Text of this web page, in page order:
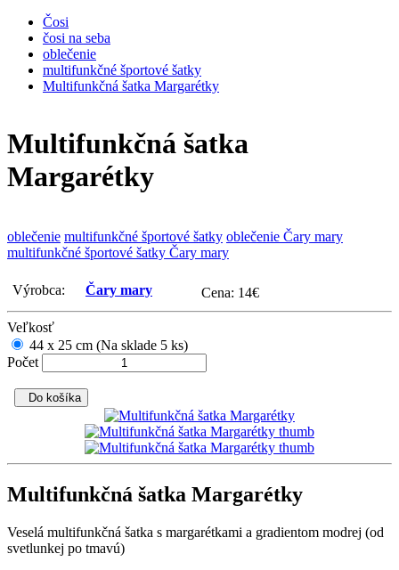
Čosi
čosi na seba
oblečenie
multifunkčné športové šatky
Multifunkčná šatka Margarétky
Multifunkčná šatka
Margarétky
oblečenie multifunkčné športové šatky oblečenie Čary mary
multifunkčné športové šatky Čary mary
Výrobca: Čary mary Cena: 14€
Veľkosť
44 x 25 cm (Na sklade 5 ks)
Počet
Do košíka
Multifunkčná šatka Margarétky
Veselá multifunkčná šatka s margarétkami a gradientom modrej (od
svetlunkej po tmavú)